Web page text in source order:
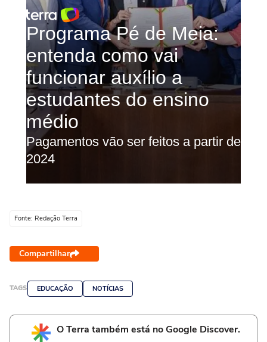
Fonte: Redação Terra
Compartilhar
TAGS EDUCAÇÃO NOTÍCIAS
O Terra também está no Google Discover.